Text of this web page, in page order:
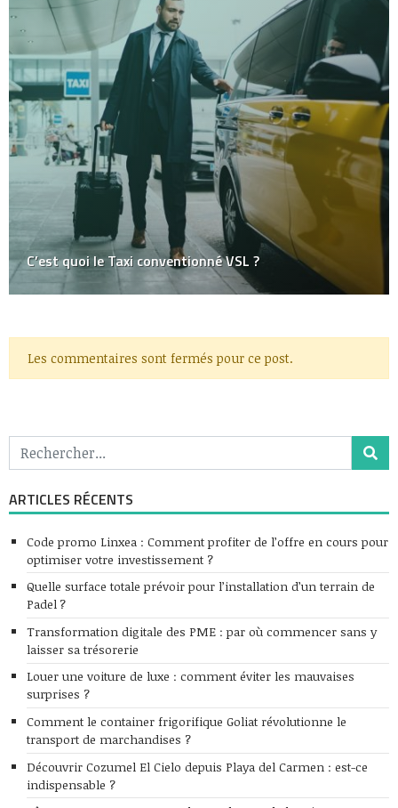
C’est quoi le Taxi conventionné VSL ?
Les commentaires sont fermés pour ce post.
ARTICLES RÉCENTS
Code promo Linxea : Comment profiter de l’offre en cours pour
optimiser votre investissement ?
Quelle surface totale prévoir pour l’installation d’un terrain de
Padel ?
Transformation digitale des PME : par où commencer sans y
laisser sa trésorerie
Louer une voiture de luxe : comment éviter les mauvaises
surprises ?
Comment le container frigorifique Goliat révolutionne le
transport de marchandises ?
Découvrir Cozumel El Cielo depuis Playa del Carmen : est-ce
indispensable ?